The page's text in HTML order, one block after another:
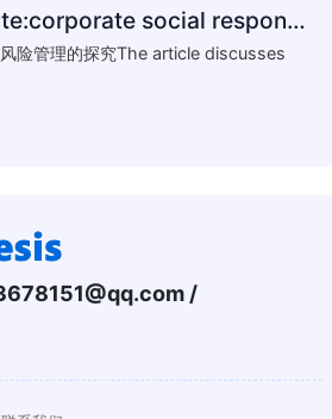
essay how to write:corporate social responsibility practice
险管理的探究The article discusses
/